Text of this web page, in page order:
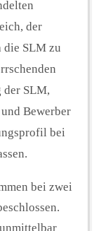
der
die SLM zu
der SLM,
Bewerber
bei
bei zwei